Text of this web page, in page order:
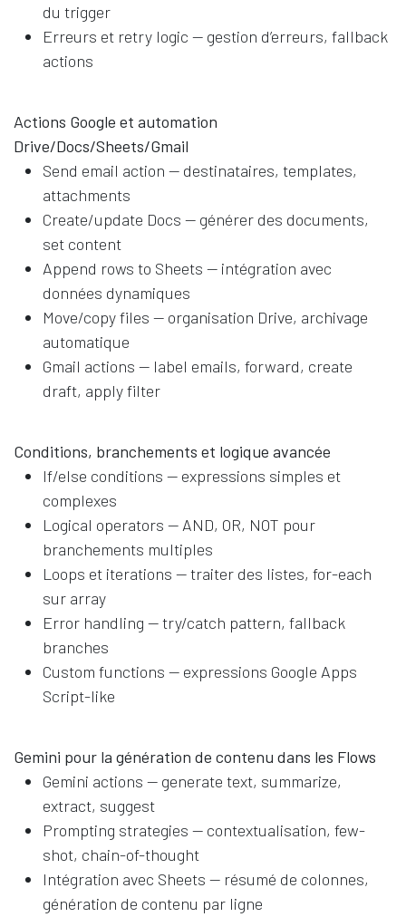
du trigger
Erreurs et retry logic — gestion d’erreurs, fallback
actions
Actions Google et automation
Drive/Docs/Sheets/Gmail
Send email action — destinataires, templates,
attachments
Create/update Docs — générer des documents,
set content
Append rows to Sheets — intégration avec
données dynamiques
Move/copy files — organisation Drive, archivage
automatique
Gmail actions — label emails, forward, create
draft, apply filter
Conditions, branchements et logique avancée
If/else conditions — expressions simples et
complexes
Logical operators — AND, OR, NOT pour
branchements multiples
Loops et iterations — traiter des listes, for-each
sur array
Error handling — try/catch pattern, fallback
branches
Custom functions — expressions Google Apps
Script-like
Gemini pour la génération de contenu dans les Flows
Gemini actions — generate text, summarize,
extract, suggest
Prompting strategies — contextualisation, few-
shot, chain-of-thought
Intégration avec Sheets — résumé de colonnes,
génération de contenu par ligne